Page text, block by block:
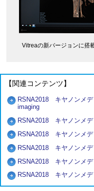
Vitreaの新バージョンに搭
【関連コンテンツ】
RSNA2018 キヤノンメデ
imaging
RSNA2018 キヤノンメ
RSNA2018 キヤノンメ
RSNA2018 キヤノンメ
RSNA2018 キヤノンメ
RSNA2018 キヤノンメ